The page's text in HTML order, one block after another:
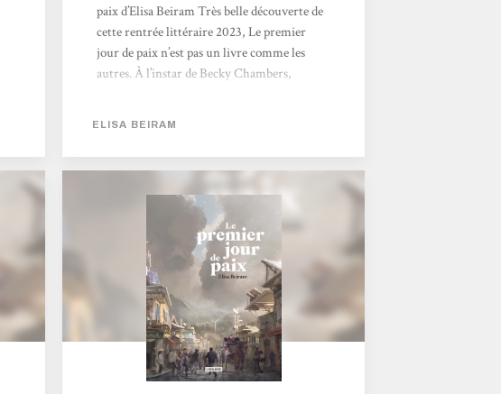
paix d’Elisa Beiram Très belle découverte de
cette rentrée littéraire 2023, Le premier
jour de paix n’est pas un livre comme les
autres. À l’instar de Becky Chambers,
pitch ? En 2098, l’avenir (quel avenir) est
sombre pour ne pas dire apocalyptique. Les
sociétés se sont « adaptées » aux rigueurs
climatiques. Les « unes » événementielles des
ELISA BEIRAM